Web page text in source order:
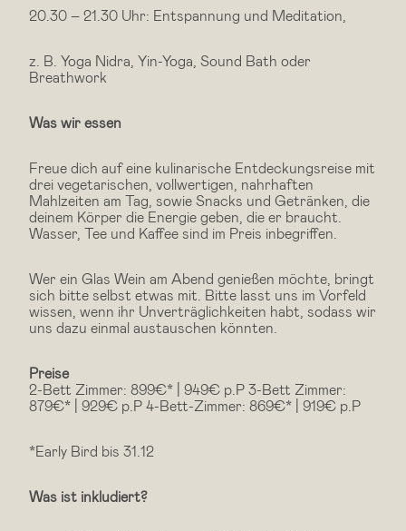
20.30 – 21.30 Uhr: Entspannung und Meditation,
z. B. Yoga Nidra, Yin-Yoga, Sound Bath oder
Breathwork
Was wir essen
Freue dich auf eine kulinarische Entdeckungsreise mit
drei vegetarischen, vollwertigen, nahrhaften
Mahlzeiten am Tag, sowie Snacks und Getränken, die
deinem Körper die Energie geben, die er braucht.
Wasser, Tee und Kaffee sind im Preis inbegriffen.
Wer ein Glas Wein am Abend genießen möchte, bringt
sich bitte selbst etwas mit. Bitte lasst uns im Vorfeld
wissen, wenn ihr Unverträglichkeiten habt, sodass wir
uns dazu einmal austauschen könnten.
Preise
2-Bett Zimmer: 899€* | 949€ p.P 3-Bett Zimmer:
879€* | 929€ p.P 4-Bett-Zimmer: 869€* | 919€ p.P
*Early Bird bis 31.12
Was ist inkludiert?